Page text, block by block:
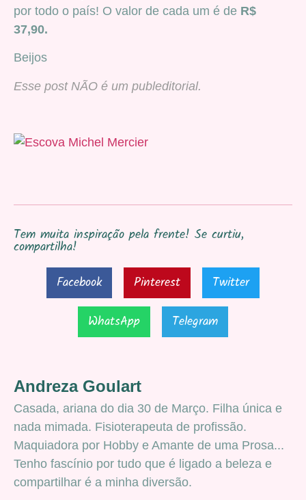
por todo o país! O valor de cada um é de R$
37,90.
Beijos
Esse post NÃO é um publeditorial.
Tem muita inspiração pela frente! Se curtiu,
compartilha!
Facebook
Pinterest
Twitter
WhatsApp
Telegram
Andreza Goulart
Casada, ariana do dia 30 de Março. Filha única e
nada mimada. Fisioterapeuta de profissão.
Maquiadora por Hobby e Amante de uma Prosa...
Tenho fascínio por tudo que é ligado a beleza e
compartilhar é a minha diversão.